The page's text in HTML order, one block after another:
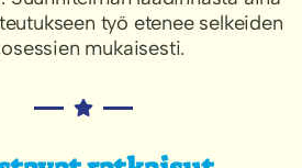
työ etenee selkeiden
mukaisesti.